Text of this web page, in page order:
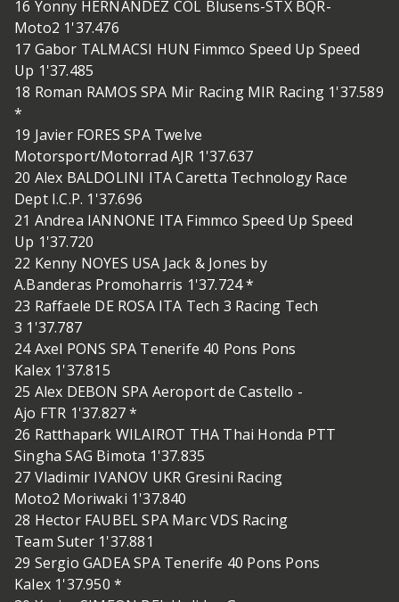
16 Yonny HERNANDEZ COL Blusens-STX BQR-
Moto2 1'37.476
17 Gabor TALMACSI HUN Fimmco Speed Up Speed
Up 1'37.485
18 Roman RAMOS SPA Mir Racing MIR Racing 1'37.589
*
19 Javier FORES SPA Twelve
Motorsport/Motorrad AJR 1'37.637
20 Alex BALDOLINI ITA Caretta Technology Race
Dept I.C.P. 1'37.696
21 Andrea IANNONE ITA Fimmco Speed Up Speed
Up 1'37.720
22 Kenny NOYES USA Jack & Jones by
A.Banderas Promoharris 1'37.724 *
23 Raffaele DE ROSA ITA Tech 3 Racing Tech
3 1'37.787
24 Axel PONS SPA Tenerife 40 Pons Pons
Kalex 1'37.815
25 Alex DEBON SPA Aeroport de Castello -
Ajo FTR 1'37.827 *
26 Ratthapark WILAIROT THA Thai Honda PTT
Singha SAG Bimota 1'37.835
27 Vladimir IVANOV UKR Gresini Racing
Moto2 Moriwaki 1'37.840
28 Hector FAUBEL SPA Marc VDS Racing
Team Suter 1'37.881
29 Sergio GADEA SPA Tenerife 40 Pons Pons
Kalex 1'37.950 *